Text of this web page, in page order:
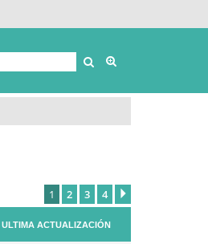
Buscar
1 2 3 4
ULTIMA ACTUALIZACIÓN